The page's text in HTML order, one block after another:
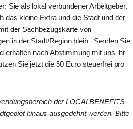
Sie als lokal verbundener Arbeitgeber,
das kleine Extra und die Stadt und der
der Sachbezugskarte von
in der Stadt/Region bleibt. Senden Sie
erhalten nach Abstimmung mit uns Ihr
Sie jetzt die 50 Euro steuerfrei pro
der LOCALBENEFITS-
hinaus ausgedehnt werden. Bitte